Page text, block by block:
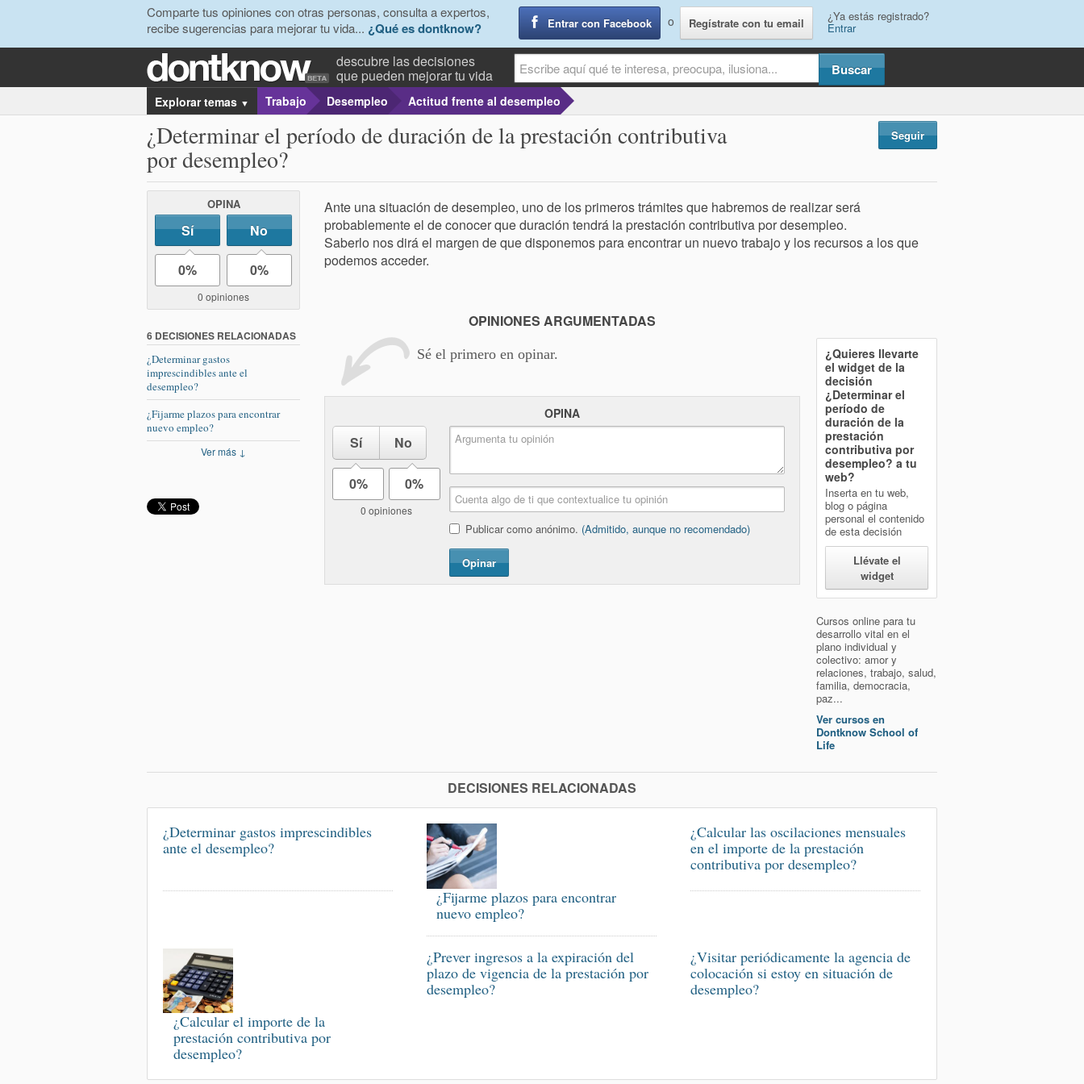
Comparte tus opiniones con otras personas, consulta a expertos,
recibe sugerencias para mejorar tu vida... ¿Qué es dontknow? Entrar con Facebook o Regístrate con tu email ¿Ya estás registrado?
Entrar
descubre las decisiones
que pueden mejorar tu vida
Explorar temas ▼ Trabajo Desempleo Actitud frente al desempleo
¿Determinar el período de duración de la prestación contributiva
por desempleo?
Seguir
OPINA
Sí No
0% 0%
0 opiniones
6 DECISIONES RELACIONADAS
¿Determinar gastos
imprescindibles ante el
desempleo?
¿Fijarme plazos para encontrar
nuevo empleo?
Ver más ↓
Ante una situación de desempleo, uno de los primeros trámites que habremos de realizar será
probablemente el de conocer que duración tendrá la prestación contributiva por desempleo.
Saberlo nos dirá el margen de que disponemos para encontrar un nuevo trabajo y los recursos a los que
podemos acceder.
OPINIONES ARGUMENTADAS
Sé el primero en opinar.
OPINA
Sí No
0% 0%
0 opiniones
Publicar como anónimo. (Admitido, aunque no recomendado)
Opinar
¿Quieres llevarte
el widget de la
decisión
¿Determinar el
período de
duración de la
prestación
contributiva por
desempleo? a tu
web?
Inserta en tu web,
blog o página
personal el contenido
de esta decisión
Llévate el
widget
Cursos online para tu
desarrollo vital en el
plano individual y
colectivo: amor y
relaciones, trabajo, salud,
familia, democracia,
paz...
Ver cursos en
Dontknow School of
Life
DECISIONES RELACIONADAS
¿Determinar gastos imprescindibles
ante el desempleo?
¿Fijarme plazos para encontrar
nuevo empleo?
¿Calcular las oscilaciones mensuales
en el importe de la prestación
contributiva por desempleo?
¿Calcular el importe de la
prestación contributiva por
desempleo?
¿Prever ingresos a la expiración del
plazo de vigencia de la prestación por
desempleo?
¿Visitar periódicamente la agencia de
colocación si estoy en situación de
desempleo?